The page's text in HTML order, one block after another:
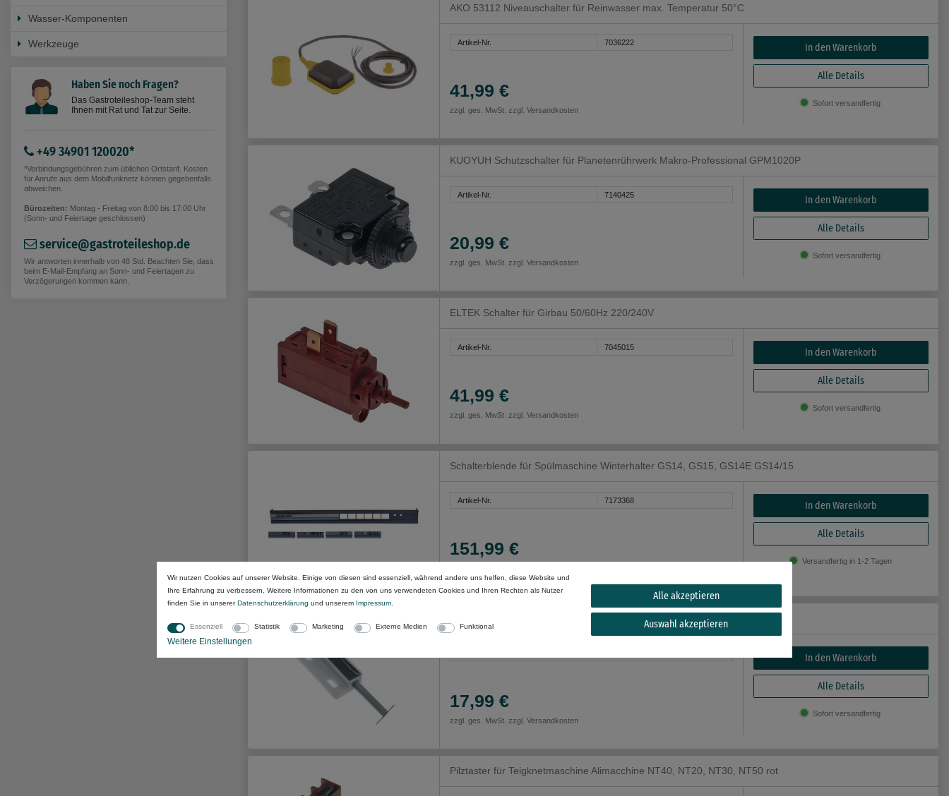
Wasser-Komponenten
Werkzeuge
Haben Sie noch Fragen?
Das Gastroteileshop-Team steht
Ihnen mit Rat und Tat zur Seite.
+49 34901 120020*
*Verbindungsgebühren zum üblichen Ortstarif. Kosten
für Anrufe aus dem Mobilfunknetz können gegebenfalls.
abweichen.
Bürozeiten: Montag - Freitag von 8:00 bis 17:00 Uhr
(Sonn- und Feiertage geschlossen)
service@gastroteileshop.de
Wir antworten innerhalb von 48 Std. Beachten Sie, dass
beim E-Mail-Empfang an Sonn- und Feiertagen zu
Verzögerungen kommen kann.
AKO 53112 Niveauschalter für Reinwasser max. Temperatur 50°C
Artikel-Nr. 7036222
41,99 €
zzgl. ges. MwSt. zzgl. Versandkosten
In den Warenkorb
Alle Details
Sofort versandfertig
KUOYUH Schutzschalter für Planetenrührwerk Makro-Professional GPM1020P
Artikel-Nr. 7140425
20,99 €
zzgl. ges. MwSt. zzgl. Versandkosten
In den Warenkorb
Alle Details
Sofort versandfertig
ELTEK Schalter für Girbau 50/60Hz 220/240V
Artikel-Nr. 7045015
41,99 €
zzgl. ges. MwSt. zzgl. Versandkosten
In den Warenkorb
Alle Details
Sofort versandfertig
Schalterblende für Spülmaschine Winterhalter GS14, GS15, GS14E GS14/15
Artikel-Nr. 7173368
151,99 €
In den Warenkorb
Alle Details
Versandfertig in 1-2 Tagen
Türkontaktschalter für Kombidämpfer Rational CM201, CM101, CM102 1NO
17,99 €
zzgl. ges. MwSt. zzgl. Versandkosten
In den Warenkorb
Alle Details
Sofort versandfertig
Pilztaster für Teigknetmaschine Alimacchine NT40, NT20, NT30, NT50 rot
Wir nutzen Cookies auf unserer Website. Einige von diesen sind essenziell, während andere uns helfen, diese Website und
Ihre Erfahrung zu verbessern. Weitere Informationen zu den von uns verwendeten Cookies und Ihren Rechten als Nutzer
finden Sie in unsererDaten­schutz­erklärung und unserem Impressum
Essenziell Statistik Marketing Externe Medien Funktional
Weitere Einstellungen
Alle akzeptieren
Auswahl akzeptieren